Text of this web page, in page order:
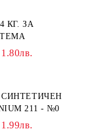
КГ. ЗА
1.80лв.
211 - №0
1.99лв.